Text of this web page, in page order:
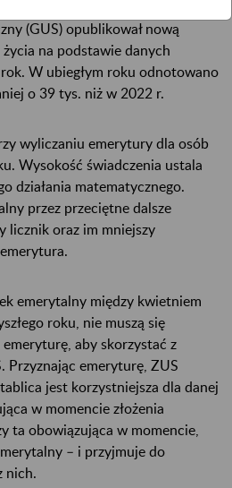
(GUS) opublikował nową
na podstawie danych
W ubiegłym roku odnotowano
o 39 tys. niż w 2022 r.
wyliczaniu emerytury dla osób
Wysokość świadczenia ustala
działania matematycznego.
przez przeciętne dalsze
licznik oraz im mniejszy
emerytalny między kwietniem
roku, nie muszą się
aby skorzystać z
Przyznając emeryturę, ZUS
jest korzystniejsza dla danej
w momencie złożenia
ta obowiązująca w momencie,
– i przyjmuje do
nich.